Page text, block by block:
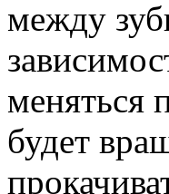
между
меняться
будет